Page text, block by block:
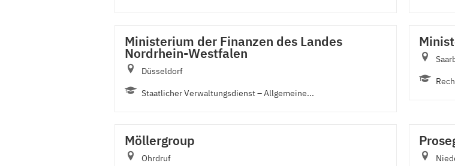
Ministerium der Finanzen des Landes
Nordrhein-Westfalen
Düsseldorf
Staatlicher Verwaltungsdienst – Allgemeine...
Möllergroup
Ohrdruf